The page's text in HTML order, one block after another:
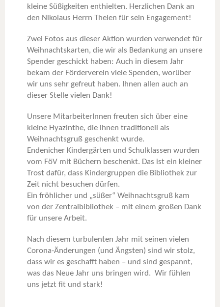
kleine Süßigkeiten enthielten. Herzlichen Dank an
den Nikolaus Herrn Thelen für sein Engagement!
Zwei Fotos aus dieser Aktion wurden verwendet für
Weihnachtskarten, die wir als Bedankung an unsere
Spender geschickt haben: Auch in diesem Jahr
bekam der Förderverein viele Spenden, worüber
wir uns sehr gefreut haben. Ihnen allen auch an
dieser Stelle vielen Dank!
Unsere MitarbeiterInnen freuten sich über eine
kleine Hyazinthe, die ihnen traditionell als
Weihnachtsgruß geschenkt wurde.
Endenicher Kindergärten und Schulklassen wurden
vom FöV mit Büchern beschenkt. Das ist ein kleiner
Trost dafür, dass Kindergruppen die Bibliothek zur
Zeit nicht besuchen dürfen.
Ein fröhlicher und „süßer“ Weihnachtsgruß kam
von der Zentralbibliothek – mit einem großen Dank
für unsere Arbeit.
Nach diesem turbulenten Jahr mit seinen vielen
Corona-Änderungen (und Ängsten) sind wir stolz,
dass wir es geschafft haben – und sind gespannt,
was das Neue Jahr uns bringen wird. Wir fühlen
uns jetzt fit und stark!